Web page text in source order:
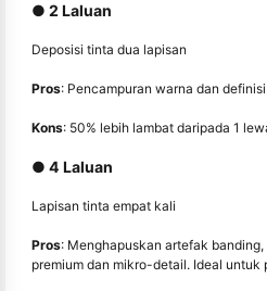
● 2 Laluan
Deposisi tinta dua lapisan
Pros: Pencampuran warna dan
Kons: 50% lebih lambat daripada 1
● 4 Laluan
Lapisan tinta empat kali
Pros: Menghapuskan artefak
premium dan mikro-detail. Ideal